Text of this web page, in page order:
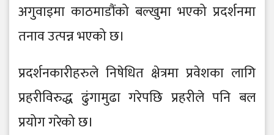
अगुवाइमा काठमाडौंको बल्खुमा भएको प्रदर्शनमा
तनाव उत्पन्न भएको छ।
प्रदर्शनकारीहरुले निषेधित क्षेत्रमा प्रवेशका लागि
प्रहरीविरुद्ध ढुंगामुढा गरेपछि प्रहरीले पनि बल
प्रयोग गरेको छ।